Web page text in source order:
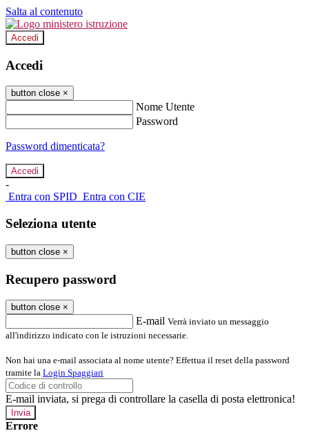
Salta al contenuto
Accedi
Accedi
button close ×
Nome Utente
Password
Password dimenticata?
-
Entra con SPID Entra con CIE
Seleziona utente
button close ×
Recupero password
button close ×
E-mail Verrà inviato un messaggio
all'indirizzo indicato con le istruzioni necessarie.
Non hai una e-mail associata al nome utente? Effettua il reset della password
tramite la Login Spaggiari
E-mail inviata, si prega di controllare la casella di posta elettronica!
Errore